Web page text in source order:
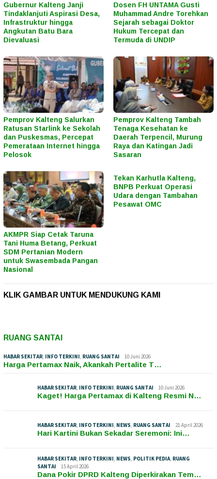
Gubernur Kalteng Janji
Tindaklanjuti Aspirasi Desa,
Infrastruktur hingga
Angkutan Batu Bara
Dievaluasi
Dosen FH UNTAMA Gusti
Muhammad Andre Torehkan
Sejarah sebagai Doktor
Hukum Tercepat dan
Termuda di UNDIP
Pemprov Kalteng Salurkan
Ratusan Starlink ke Sekolah
dan Puskesmas, Percepat
Pemerataan Internet hingga
Pelosok
Pemprov Kalteng Tambah
Tenaga Kesehatan ke
Daerah Terpencil, Murung
Raya dan Katingan Jadi
Sasaran
AKMPR Siap Cetak Taruna
Tani Huma Betang, Perkuat
SDM Pertanian Modern
untuk Swasembada Pangan
Nasional
Tekan Karhutla Kalteng,
BNPB Perkuat Operasi
Udara dengan Tambahan
Pesawat OMC
KLIK GAMBAR UNTUK MENDUKUNG KAMI
RUANG SANTAI
HABAR SEKITAR INFO TERKINI RUANG SANTAI 10 Juni 2026
Harga Pertamax Naik, Akankah Pertalite T…
HABAR SEKITAR INFO TERKINI RUANG SANTAI 10 Juni 2026
Kaget! Harga Pertamax di Kalteng Resmi N…
HABAR SEKITAR INFO TERKINI NEWS RUANG SANTAI 21 April 2026
Hari Kartini Bukan Sekadar Seremoni: Ini…
HABAR SEKITAR INFO TERKINI NEWS POLITIK PEDIA RUANG
SANTAI
15 April 2026
Dana Pokir DPRD Kalteng Diperkirakan Tem…